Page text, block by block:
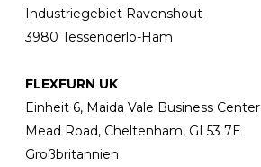
Industriegebiet Ravenshout
3980 Tessenderlo-Ham
FLEXFURN UK
Einheit 6, Maida Vale Business Center
Mead Road, Cheltenham, GL53 7E
Großbritannien